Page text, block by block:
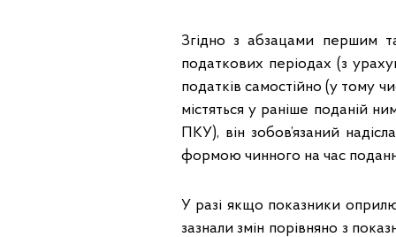
Згідно з абзацами першим
податкових періодах (з
податків самостійно (у тому
містяться у раніше поданій
ПКУ), він зобов’язаний
формою чинного на час
У разі якщо показники
зазнали змін порівняно з